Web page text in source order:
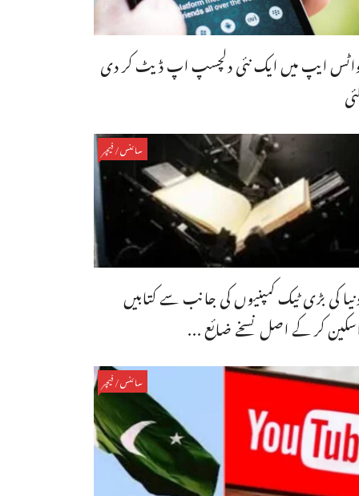
ایپ میں ایک نئی دلچسپ اپ ڈیٹ کر دی
سائنس/فیچر
کی بڑی ٹیک کمپنیوں کی جانب سے کتابیں
کر کے اصل نسخے ضائع ...
سائنس/فیچر